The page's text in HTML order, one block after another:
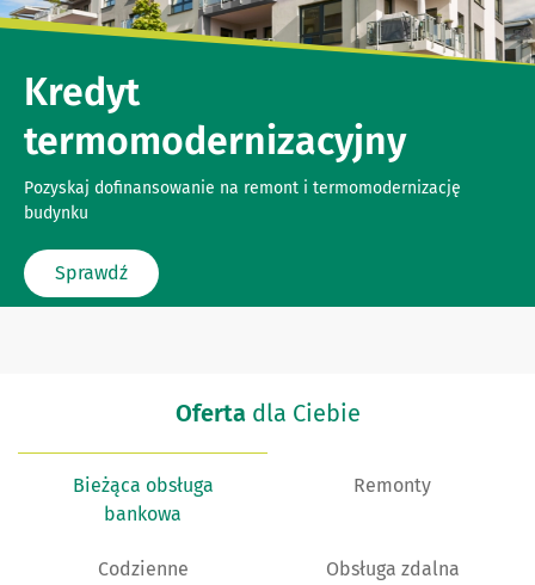
Kredyt
termomodernizacyjny
z premią BGK
Pozyskaj dofinansowanie na remont i termomodernizację
budynku
SprawdźKredyt termomodernizacyjny z premią BGK
Ofertadla Ciebie
Bieżąca obsługa
bankowa
Remonty
Codzienne
Obsługa zdalna